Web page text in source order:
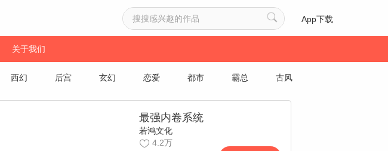
App下载
关于我们
西幻 后宫 玄幻 恋爱 都市 霸总
古风
最强内卷系统
若鸿文化
4.2万